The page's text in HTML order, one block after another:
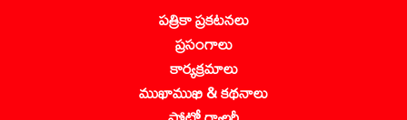
పత్రికా ప్రకటనలు
ప్రసంగాలు
కార్యక్రమాలు
ముఖాముఖి & కథనాలు